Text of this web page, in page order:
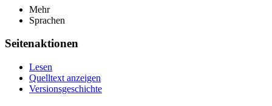
Mehr
Sprachen
Seitenaktionen
Lesen
Quelltext anzeigen
Versionsgeschichte